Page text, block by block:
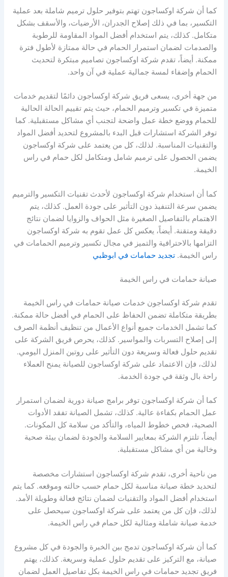
كما أن شركة اوكساجون تهتم بتوفير حلول ترميم شاملة بعد عملية
التكسير، بما في ذلك إصلاح الجدران، الأرضيات، والأسقف بشكل
متكامل. كذلك، يتم استخدام أفضل المواد المقاومة للرطوبة
والصدمات لضمان استمرار الحمام في حالة ممتازة لأطول فترة
ممكنة. أيضاً، تقدم شركة اوكساجون تصاميم مبتكرة لتحديث
الحمام وإضفاء لمسة جمالية عملية في آن واحد.
من جهة أخرى، يسعى فريق شركة اوكساجون دائمًا لتقديم خدمات
متميزة في تكسير وترميم الحمام، حيث يتم تقييم الحالة الحالية
للحمام ووضع خطة عمل واضحة لتجنب أي مشاكل مستقبلية. كما
توفر الشركة استشارات قبل البدء بالمشروع لتحديد أفضل المواد
والتقنيات المناسبة. لذلك، كل من يعتمد على شركة اوكساجون
يضمن الحصول على ترميم شامل ومتكامل لكل حمام في راس
الخيمة.
كما أن استخدام شركة اوكساجون لأحدث تقنيات التكسير والترميم
يضمن سرعة التنفيذ دون التأثير على جودة العمل. كذلك، يتم
الاهتمام بالتفاصيل الصغيرة مثل الحواف والزوايا لضمان نتائج
دقيقة ومتقنة. أيضاً، يعكس كل عمل تقوم به شركة اوكساجون
التزامها بالاحترافية والتميز في مجال تكسير وترميم الحمامات في
راس الخيمة.تجديد حمامات في ابوظبي
صيانة حمامات في راس الخيمة
تقدم شركة اوكساجون خدمات صيانة حمامات في راس الخيمة
بطريقة متكاملة تضمن الحفاظ على الحمام في أفضل حالة ممكنة.
كما تشمل الخدمات جميع أنواع الأعمال من تنظيف أنظمة الصرف
إلى إصلاح التسربات والمواسير. كذلك، يحرص فريق الشركة على
تقديم حلول فعالة وسريعة دون التأثير على روتين المنزل اليومي.
لذلك، فإن الاعتماد على شركة اوكساجون للصيانة يمنح العملاء
راحة بال وثقة في جودة الخدمة.
كما أن شركة اوكساجون توفر برامج صيانة دورية لضمان استمرار
عمل الحمام بكفاءة عالية. كذلك، تشمل الصيانة تفقد الأدوات
الصحية، فحص خطوط المياه، والتأكد من سلامة كل المكونات.
أيضاً، تلتزم الشركة بمعايير السلامة والجودة لضمان بيئة صحية
وخالية من أي مشاكل مستقبلية.
من ناحية أخرى، تقدم شركة اوكساجون استشارات مخصصة
لتحديد خطة صيانة مناسبة لكل حمام حسب حالته وموقعه. كما يتم
استخدام أفضل المواد والتقنيات لضمان نتائج فعالة وطويلة الأمد.
لذلك، فإن كل من يعتمد على شركة اوكساجون سيحصل على
خدمة صيانة شاملة ومثالية لكل حمام في راس الخيمة.
كما أن شركة اوكساجون تدمج بين الخبرة والجودة في كل مشروع
صيانة، مع التركيز على تقديم حلول عملية وسريعة. كذلك، يهتم
فريق تجديد حمامات في راس الخيمة بكل تفاصيل العمل لضمان